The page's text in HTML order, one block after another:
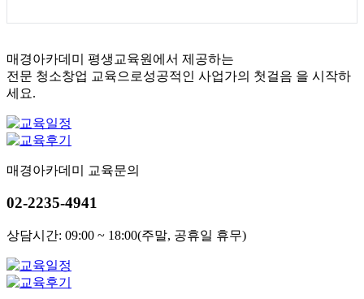
매경아카데미 평생교육원에서 제공하는
전문 청소창업 교육으로성공적인 사업가의 첫걸음 을 시작하
세요.
매경아카데미 교육문의
02-2235-4941
상담시간: 09:00 ~ 18:00(주말, 공휴일 휴무)